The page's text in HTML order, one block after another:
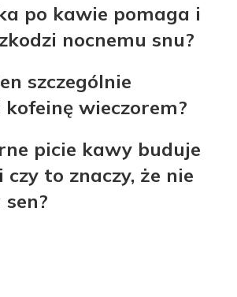
po kawie pomaga i
nocnemu snu?
szczególnie
wieczorem?
picie kawy buduje
to znaczy, że nie